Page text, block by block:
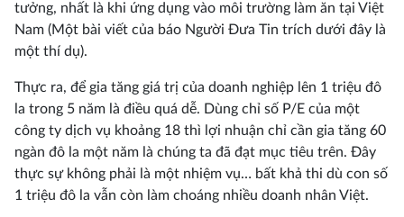
tưởng, nhất là khi ứng dụng vào môi trường làm ăn tại Việt
Nam (Một bài viết của báo Người Đưa Tin trích dưới đây là
một thí dụ).
Thực ra, để gia tăng giá trị của doanh nghiệp lên 1 triệu đô
la trong 5 năm là điều quá dễ. Dùng chỉ số P/E của một
công ty dịch vụ khoảng 18 thì lợi nhuận chỉ cần gia tăng 60
ngàn đô la một năm là chúng ta đã đạt mục tiêu trên. Đây
thực sự không phải là một nhiệm vụ… bất khả thi dù con số
1 triệu đô la vẫn còn làm choáng nhiều doanh nhân Việt.